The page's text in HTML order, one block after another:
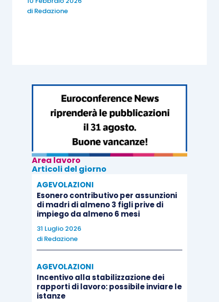
di Redazione
Area lavoro
Articoli del giorno
AGEVOLAZIONI
Esonero contributivo per assunzioni
di madri di almeno 3 figli prive di
impiego da almeno 6 mesi
31 Luglio 2026
di Redazione
AGEVOLAZIONI
Incentivo alla stabilizzazione dei
rapporti di lavoro: possibile inviare le
istanze